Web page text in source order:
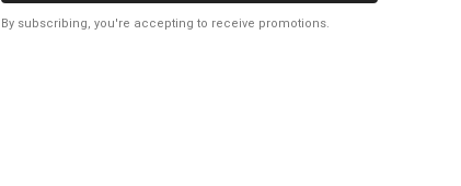
By subscribing, you're accepting to receive promotions.